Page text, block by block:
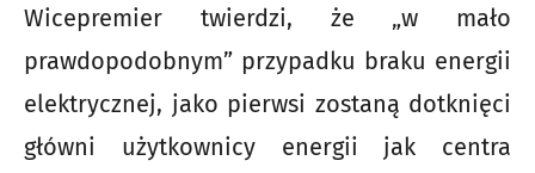
Wicepremier twierdzi, że „w mało
prawdopodobnym” przypadku braku energii
elektrycznej, jako pierwsi zostaną dotknięci
główni użytkownicy energii jak centra